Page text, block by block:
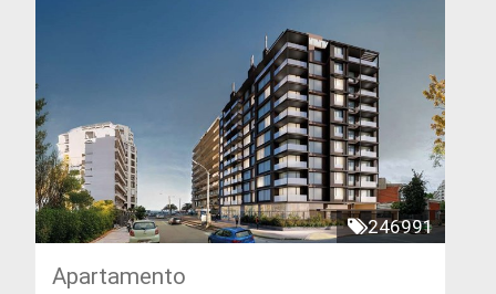
246991
Apartamento